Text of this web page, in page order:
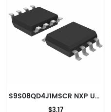
S9S08QD4J1MSCR NXP USA Inc. Microcontrôleurs